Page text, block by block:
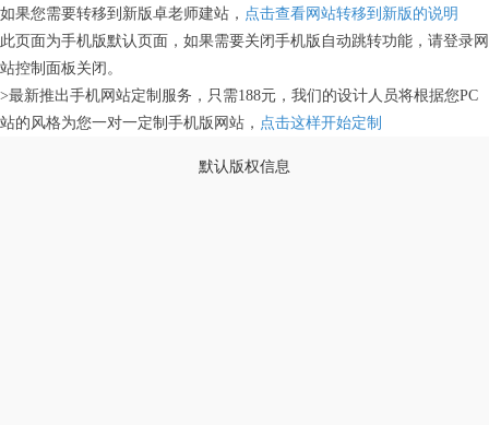
如果您需要转移到新版卓老师建站， 点击查看网站转移到新版的说明
此页面为手机版默认页面，如果需要关闭手机版自动跳转功能，请登录网
站控制面板关闭。
>最新推出手机网站定制服务，只需188元，我们的设计人员将根据您PC
站的风格为您一对一定制手机版网站， 点击这样开始定制
默认版权信息